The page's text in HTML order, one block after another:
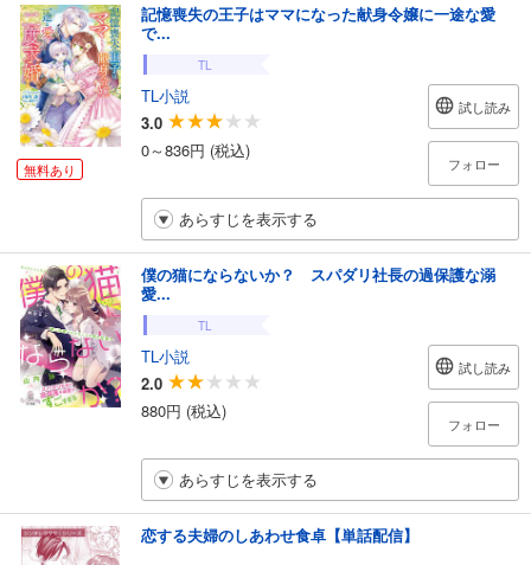
無料あり
記憶喪失の王子はママになった献身令嬢に一途な愛
で...
TL
TL小説
3.0
0～836円 (税込)
試し読み
フォロー
あらすじを表示する
僕の猫にならないか？ スパダリ社長の過保護な溺
愛...
TL
TL小説
2.0
880円 (税込)
試し読み
フォロー
あらすじを表示する
恋する夫婦のしあわせ食卓【単話配信】